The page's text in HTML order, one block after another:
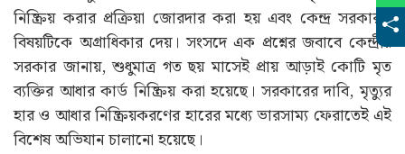
নিষ্ক্রিয় করার প্রক্রিয়া জোরদার করা হয় এবং কেন্দ্র সরকারও
বিষয়টিকে অগ্রাধিকার দেয়। সংসদে এক প্রশ্নের জবাবে কেন্দ্রীয়
সরকার জানায়, শুধুমাত্র গত ছয় মাসেই প্রায় আড়াই কোটি মৃত
ব্যক্তির আধার কার্ড নিষ্ক্রিয় করা হয়েছে। সরকারের দাবি, মৃত্যুর
হার ও আধার নিষ্ক্রিয়করণের হারের মধ্যে ভারসাম্য ফেরাতেই এই
বিশেষ অভিযান চালানো হয়েছে।